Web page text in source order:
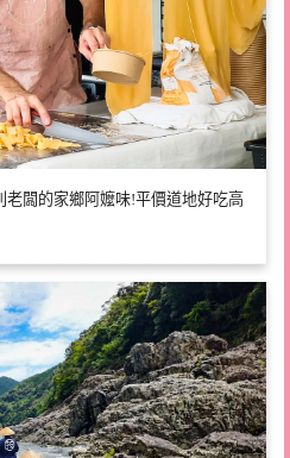
老闆的家鄉阿嬤味!平價道地好吃高